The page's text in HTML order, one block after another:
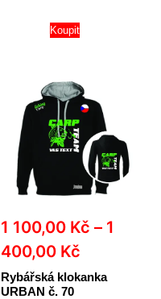
Koupit
1 100,00 Kč – 1
400,00 Kč
Rybářská klokanka
URBAN č. 70